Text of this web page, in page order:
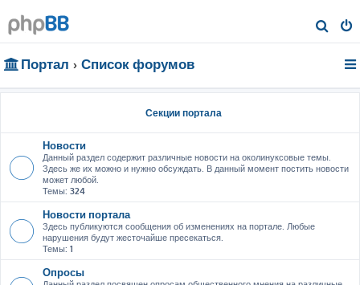
о
Портал Список форумов
Секции портала
Новости
Данный раздел содержит различные новости на околинуксовые темы.
Здесь же их можно и нужно обсуждать. В данный момент постить новости
может любой.
Темы: 324
Новости портала
Здесь публикуются сообщения об изменениях на портале. Любые
нарушения будут жесточайше пресекаться.
Темы: 1
Опросы